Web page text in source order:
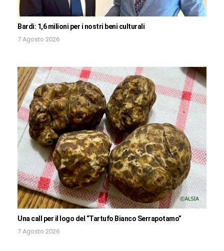
Bardi: 1,6 milioni per i nostri beni culturali
7 Agosto 2026
Una call per il logo del “Tartufo Bianco Serrapotamo”
7 Agosto 2026